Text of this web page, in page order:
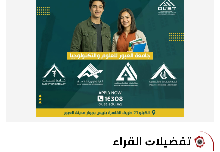
ﺗﻔﻀﻴﻼﺕ اﻟﻘﺮاء